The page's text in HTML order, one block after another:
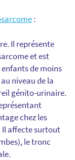
:
Il représente
et est
de moins
niveau de la
génito-urinaire.
chez les
Il affecte surtout
le tronc